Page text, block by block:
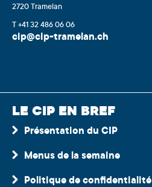
2720 Tramelan
T +41 32 486 06 06
cip@cip-tramelan.ch
LE CIP EN BREF
Présentation du CIP
Menus de la semaine
Politique de confidentialité